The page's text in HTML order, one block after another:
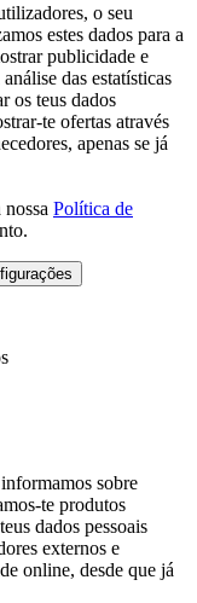
o seu
estes dados para a
publicidade e
das estatísticas
os teus dados
te ofertas através
apenas se já
Política de
sobre
te produtos
dados pessoais
externos e
online, desde que já